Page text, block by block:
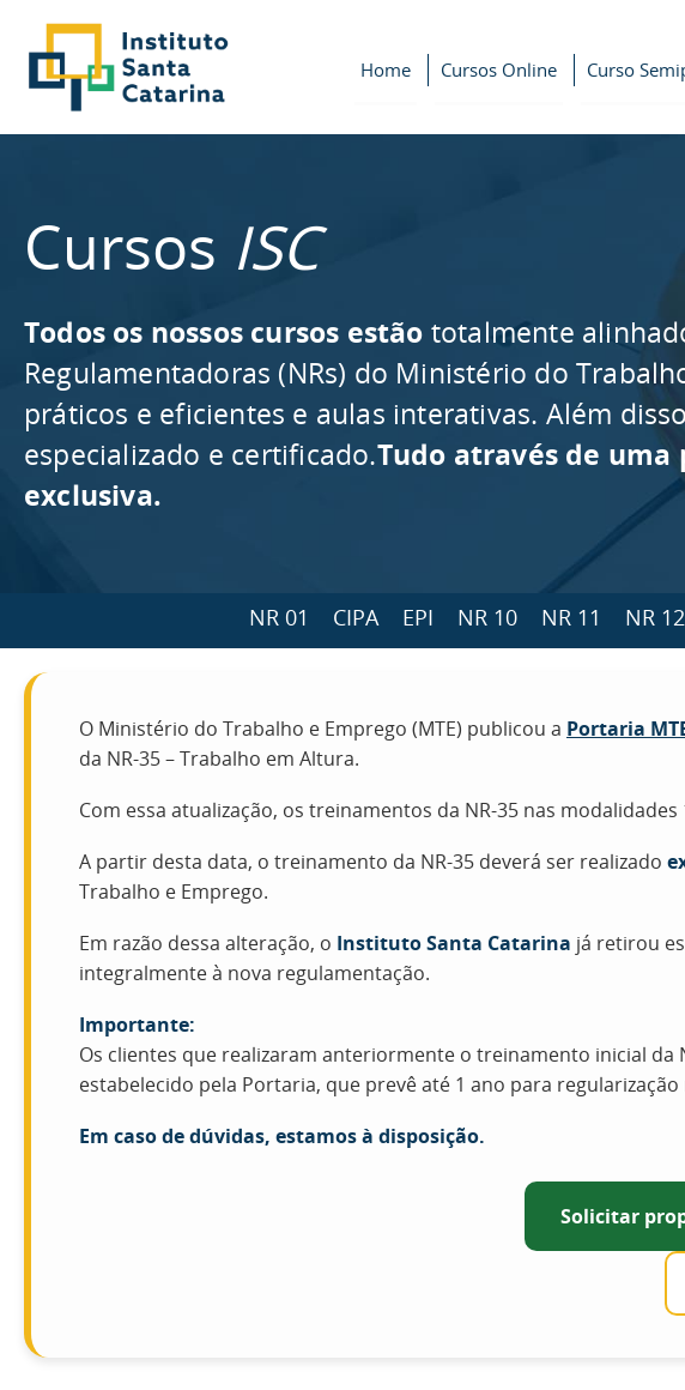
Home Cursos Online Curso
Cursos ISC
Todos os nossos cursos estão totalmente
Regulamentadoras (NRs) do Ministério do
práticos e eficientes e aulas interativas. Além
especializado e certificado.Tudo através de
exclusiva.
NR 01 CIPA EPI NR 10 NR 11 NR 12
O Ministério do Trabalho e Emprego (MTE) publicou a Portaria
da NR-35 – Trabalho em Altura.
Com essa atualização, os treinamentos da NR-35 nas
A partir desta data, o treinamento da NR-35 deverá ser realizado
Trabalho e Emprego.
Em razão dessa alteração, o Instituto Santa Catarina já retirou
integralmente à nova regulamentação.
Importante:
Os clientes que realizaram anteriormente o treinamento inicial
estabelecido pela Portaria, que prevê até 1 ano para regularização
Em caso de dúvidas, estamos à disposição.
Solicitar